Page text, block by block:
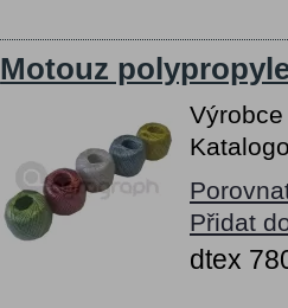
Motouz
Přidat
dtex